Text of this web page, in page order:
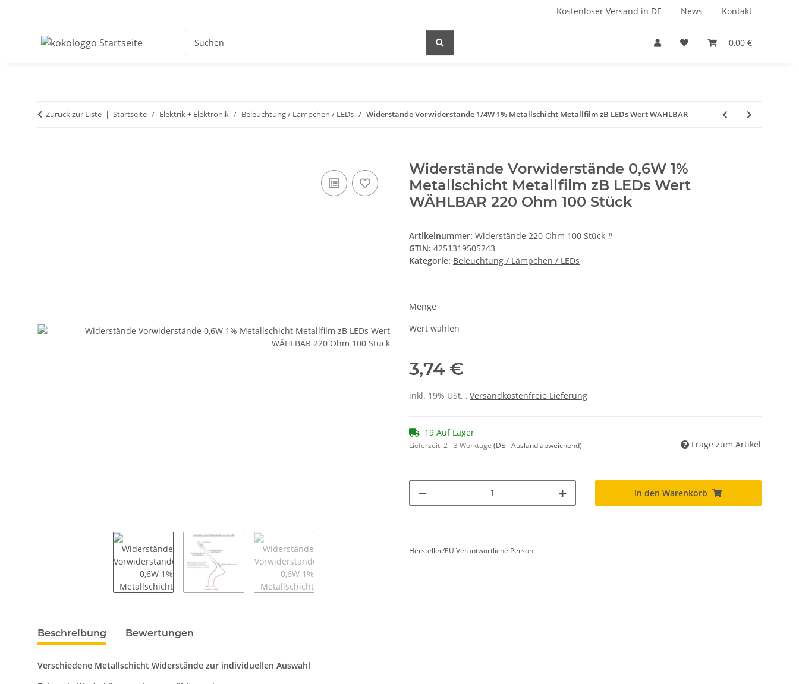
Kostenloser Versand in DE News Kontakt
0,00 €
Zurück zur Liste Startseite Elektrik + Elektronik Beleuchtung / Lämpchen / LEDs Widerstände Vorwiderstände 1/4W 1% Metallschicht Metallfilm zB LEDs Wert WÄHLBAR
Widerstände Vorwiderstände 0,6W 1%
Metallschicht Metallfilm zB LEDs Wert
WÄHLBAR 220 Ohm 100 Stück
Artikelnummer: Widerstände 220 Ohm 100 Stück #
GTIN: 4251319505243
Kategorie: Beleuchtung / Lämpchen / LEDs
Menge
Wert wählen
3,74 €
inkl. 19% USt. , Versandkostenfreie Lieferung
19 Auf Lager
Lieferzeit:2 - 3 Werktage (DE - Ausland abweichend) Frage zum Artikel
In den Warenkorb
Hersteller/EU Verantwortliche Person
weitere Registerkarten anzeigen
Beschreibung Bewertungen
Verschiedene Metallschicht Widerstände zur individuellen Auswahl